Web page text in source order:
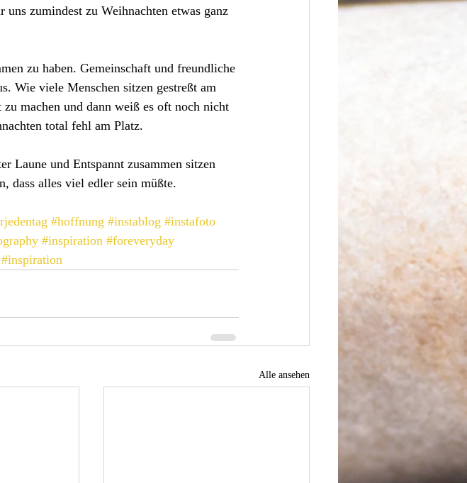
zumindest zu Weihnachten etwas ganz
zu haben. Gemeinschaft und freundliche
Wie viele Menschen sitzen gestreßt am
machen und dann weiß es oft noch nicht
total fehl am Platz.
Laune und Entspannt zusammen sitzen
dass alles viel edler sein müßte.
#hoffnung #instablog #instafoto
#inspiration #foreveryday
#inspiration
Alle ansehen